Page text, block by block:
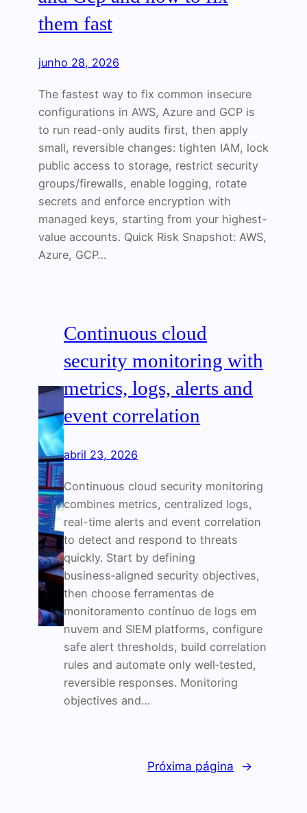
them fast
junho 28, 2026
The fastest way to fix common insecure
configurations in AWS, Azure and GCP is
to run read-only audits first, then apply
small, reversible changes: tighten IAM, lock
public access to storage, restrict security
groups/firewalls, enable logging, rotate
secrets and enforce encryption with
managed keys, starting from your highest-
value accounts. Quick Risk Snapshot: AWS,
Azure, GCP…
Continuous cloud
security monitoring with
metrics, logs, alerts and
event correlation
abril 23, 2026
Continuous cloud security monitoring
combines metrics, centralized logs,
real-time alerts and event correlation
to detect and respond to threats
quickly. Start by defining
business‑aligned security objectives,
then choose ferramentas de
monitoramento contínuo de logs em
nuvem and SIEM platforms, configure
safe alert thresholds, build correlation
rules and automate only well‑tested,
reversible responses. Monitoring
objectives and…
Próxima página →